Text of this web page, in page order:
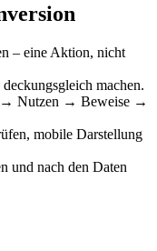
– eine Aktion, nicht
machen.
→ Nutzen → Beweise →
mobile Darstellung
und nach den Daten